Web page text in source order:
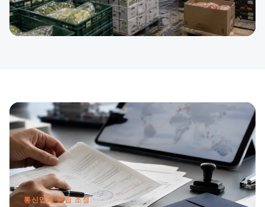
통신업체 중립 조정